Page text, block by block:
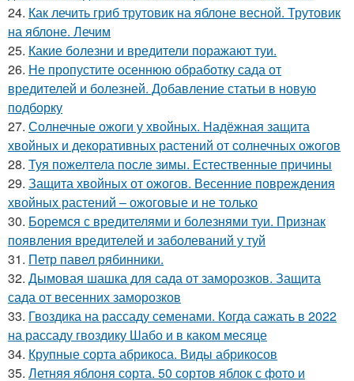
24. Как лечить гриб трутовик на яблоне весной. Трутовик
на яблоне. Лечим
25. Какие болезни и вредители поражают туи.
26. Не пропустите осеннюю обработку сада от
вредителей и болезней. Добавление статьи в новую
подборку
27. Солнечные ожоги у хвойных. Надёжная защита
хвойных и декоративных растений от солнечных ожогов
28. Туя пожелтела после зимы. Естественные причины
29. Защита хвойных от ожогов. Весенние повреждения
хвойных растений – ожоговые и не только
30. Боремся с вредителями и болезнями туи. Признак
появления вредителей и заболеваний у туй
31. Петр павел рябинники.
32. Дымовая шашка для сада от заморозков. Защита
сада от весенних заморозков
33. Гвоздика на рассаду семенами. Когда сажать в 2022
на рассаду гвоздику Шабо и в каком месяце
34. Крупные сорта абрикоса. Виды абрикосов
35. Летняя яблоня сорта. 50 сортов яблок с фото и